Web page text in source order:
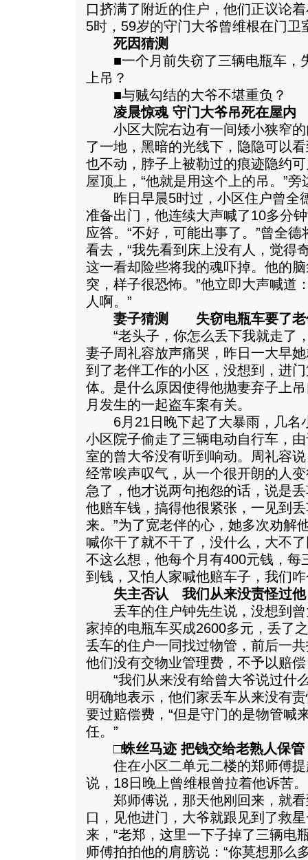
口挤满了附近的住户，他们正议
5时，59岁的守门大爷曾维根在门卫
死因猜测
■一个月前失窃了三辆电瓶车，
上吊？
■与贼勾结的大爷不堪重负？
凌晨惊魂 守门大爷吊死在屋内
小区大院右边有一间矮小狭窄的
了一地，黑暗的光线下，隐隐可以
也不动，脖子上被勒过的痕迹隐约
屋顶上，“他就是用这个上的吊。”
昨日早晨5时过，小区住户曾全
准备出门，他连续大声喊了10多分
应答。“不好，可能出事了。”曾全
看去，“我先看到床上没有人，觉得
这一看却险些将我的魂吓掉。他的
突，样子很恐怖。”他立即大声喊道
人啊。”
妻子猜测 失窃电瓶车要了老
“老头子，你怎么丢下我就走了
妻子周礼容放声痛哭，昨日一大早
到了老伴工作的小区，没想到，进
体。是什么原因使得他抛妻弃子上
月发生的一起盗车案有关。
6月21日晚下起了大暴雨，几名
小区院子偷走了三辆电动自行车，
室的曾大爷没有听到响动。周礼容
经常唉声叹气，从一个很开朗的人
急了，他才说两句抱怨的话，说是
他赔车钱，搞得他很紧张，一见到
来。”为了宽老伴的心，她多次劝解
喊你干了就不干了，没什么，大不
不这么想，他每个月有400元钱，每
到钱，又怕人家喊他赔车子，我们
失主否认 我们从来没责怪过他
丢车的住户钟先生说，没想到曾
家掉的电瓶车买成2600多元，丢了
丢车的住户一同找过物管，前后一
他们没有交物业管理费，不予以赔
“我们从来没有给曾大爷说过什
明确地表示，他们家丢车从来没有
要过赔偿费，“但是守门的是物管喊
任。”
□蛛丝马迹 把钱交给老熟人保管
住在小区二单元二楼的郑师傅提
说，18日晚上曾维根曾拉着他诉苦。
郑师傅说，那天他刚回来，就看
口，见他进门，大爷就跟见到了救
来，“老郑，这里一下子掉了三辆电
师傅拍拍他的肩膀说：“你莫想那么